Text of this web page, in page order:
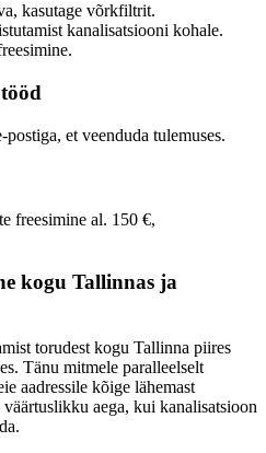
kasutage võrkfiltrit.
kanalisatsiooni kohale.
et veenduda tulemuses.
freesimine al. 150 €,
kogu Tallinnas ja
torudestkogu Tallinna piires
Tänu mitmele paralleelselt
aadressile kõige lähemast
aega, kui kanalisatsioon